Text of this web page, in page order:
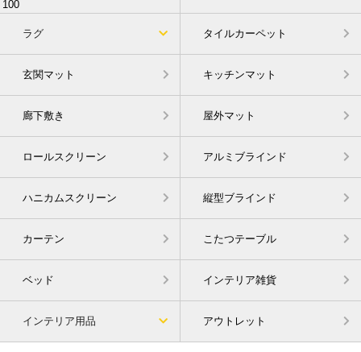
ラグ タイルカーペット
玄関マット キッチンマット
廊下敷き 屋外マット
ロールスクリーン アルミブラインド
ハニカムスクリーン 縦型ブラインド
カーテン こたつテーブル
ベッド インテリア雑貨
インテリア用品 アウトレット